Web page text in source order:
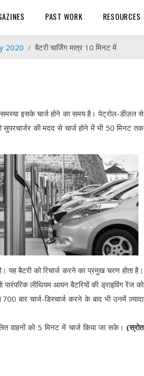
PAST WORK RESOURCES
2020 बैटरी चार्जिंग मात्र 10 मिनट में
समस्या इसके चार्ज होने का समय है। पेट्रोल-डीज़ल से
की मदद से चार्ज होने में भी 50 मिनट तक
यह बैटरी को रिचार्ज करने का प्रमुख चरण होता है।
लीथियम आयन बैटरियों की ड्राइविंग रेंज को
बार चार्ज-डिस्चार्ज करने के बाद भी उनमें ज़्यादा
वाहनों को 5 मिनट में चार्ज किया जा सके। (स्रोत